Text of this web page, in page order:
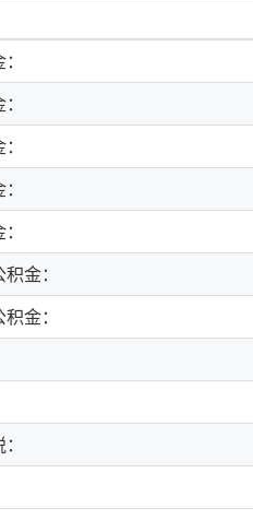
金：
金：